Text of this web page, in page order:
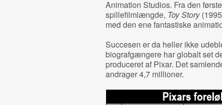
Animation Studios. Fra den
spillefilmlængde, Toy Story
med den ene fantastiske
Succesen er da heller ikke
biografgængere har globalt set
produceret af Pixar. Det
andrager 4,7 millioner.